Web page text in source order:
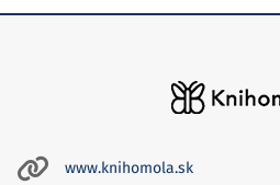
www.knihomola.sk